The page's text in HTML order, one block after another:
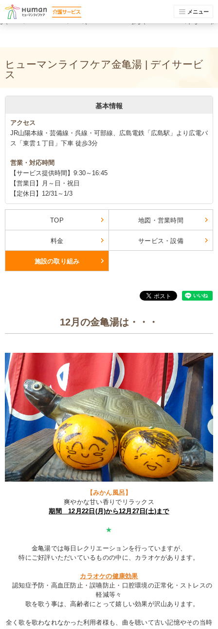
[]).push(arguments)},i[r].l=1*new Date();a=s.createElement(o), m=s.getElementsByTagName(o)
[0];a.async=1;a.src=g;m.parentNode.insertBefore(a,m) })(window,document,'script','//www.google-
analytics.com/analytics.js','ga'); ga('create', 'UA-74448429-1', 'auto'); ga('send', 'pageview');
メニュー
ヒューマンライフケア金亀湯 | デイサービ
ス
基本情報
アクセス
JR山陽本線・芸備線・呉線・可部線、広島電鉄「広島駅」より広電バ
ス「東雲１丁目」下車 徒歩3分
営業・対応時間
【サービス提供時間】9:30～16:45
【営業日】月～日・祝日
【定休日】12/31～1/3
TOP 地図・営業時間
料金 サービス・設備
施設の取り組み
12月の金亀湯は・・・
【みかん風呂】
爽やかな甘い香りでリラックス
期間 12月22日(月)から12月27日(土)まで
★
金亀湯では毎日レクリエーションを行っていますが、
特にご好評いただいているものの中に、カラオケがあります。
カラオケの健康効果
認知症予防・高血圧防止・誤嚥防止・口腔環境の正常化・ストレスの
軽減等々
歌を歌う事は、高齢者にとって嬉しい効果が沢山あります。
全く歌を歌わなれなかった利用者様も、曲を聴いて古い記憶やその当時